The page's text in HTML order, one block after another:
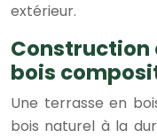
extérieur.
Construction
bois
Une terrasse en
bois naturel à la